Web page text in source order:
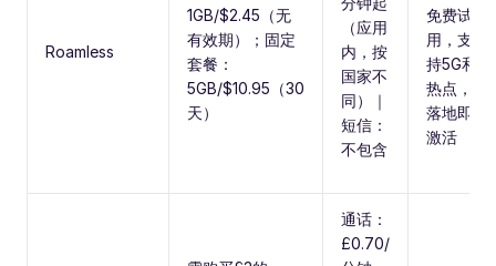
Roamless
1GB/$2.45（无
有效期）；固定
套餐：
5GB/$10.95（30
天）
（应用
内，按
国家不
同）｜
短信：
不包含
免费试
用，支
持5G和
热点，
落地即
激活
通话：
£0.70/